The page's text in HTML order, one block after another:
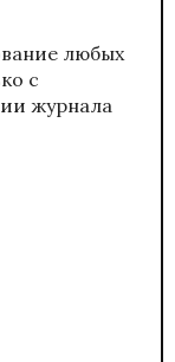
любых
с
журнала